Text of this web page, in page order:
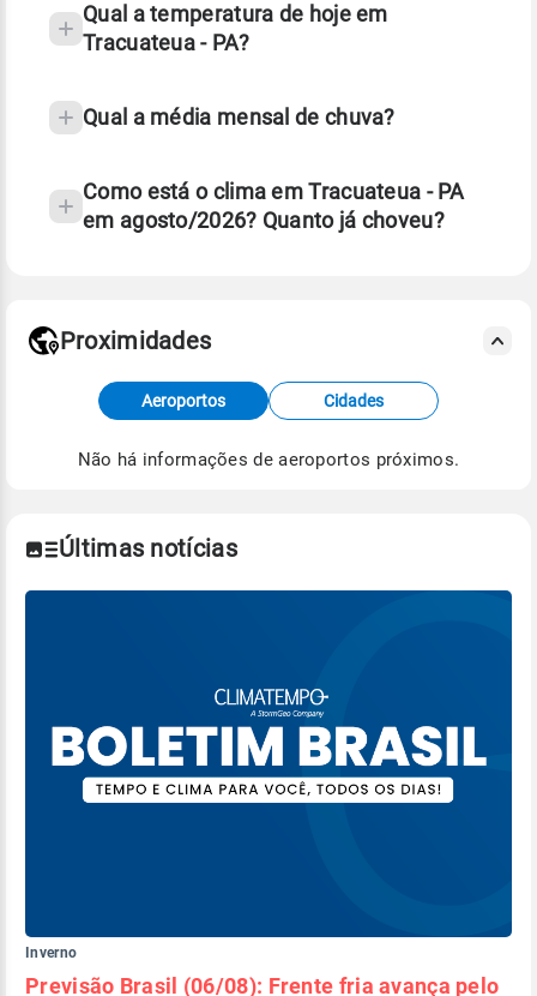
Qual a temperatura de hoje em
Tracuateua - PA?
Qual a média mensal de chuva?
Como está o clima em Tracuateua - PA
em agosto/2026? Quanto já choveu?
Fonte: dados combinados de estações
meteorológicas e satélite do Centro de Previsão
de Tempo e Estudos Climáticos (CPTEC).
Proximidades
Aeroportos Cidades
Não há informações de aeroportos próximos.
Últimas notícias
Inverno
Previsão Brasil (06/08): Frente fria avança pelo